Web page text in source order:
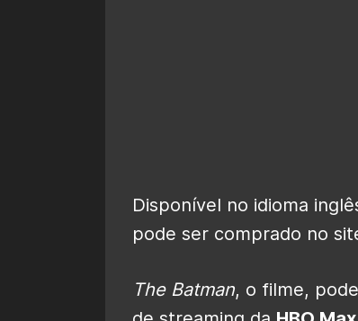
Disponível no idioma
pode ser comprado no
The Batman, o filme,